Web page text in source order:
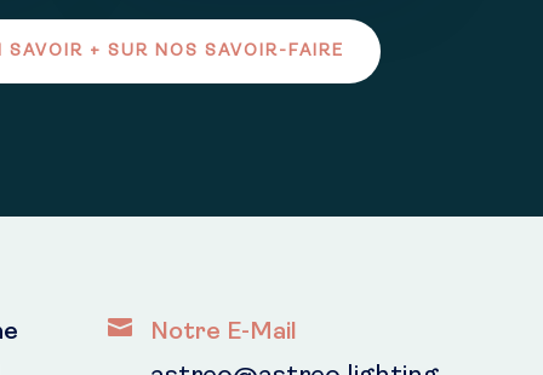
SAVOIR + SUR NOS SAVOIR-FAIRE
 Notre E-Mail